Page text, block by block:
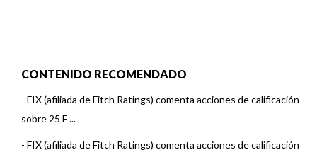
CONTENIDO RECOMENDADO
- FIX (afiliada de Fitch Ratings) comenta acciones de calificación
sobre 25 F ...
- FIX (afiliada de Fitch Ratings) comenta acciones de calificación